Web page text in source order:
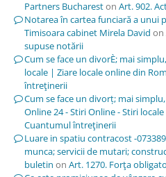
Partners Buchareston Art. 902.
Notarea în cartea funciară a unui
Timisoara cabinet Mirela David on
supuse notării
Cum se face un divorÈ; mai
locale | Ziare locale online din
întreţinerii
Cum se face un divorț; mai
Online 24 - Stiri Online - Stiri
Cuantumul întreţinerii
Luare in spatiu contracost -
munca; servicii de mutari;
buletin on Art. 1270. Forţa